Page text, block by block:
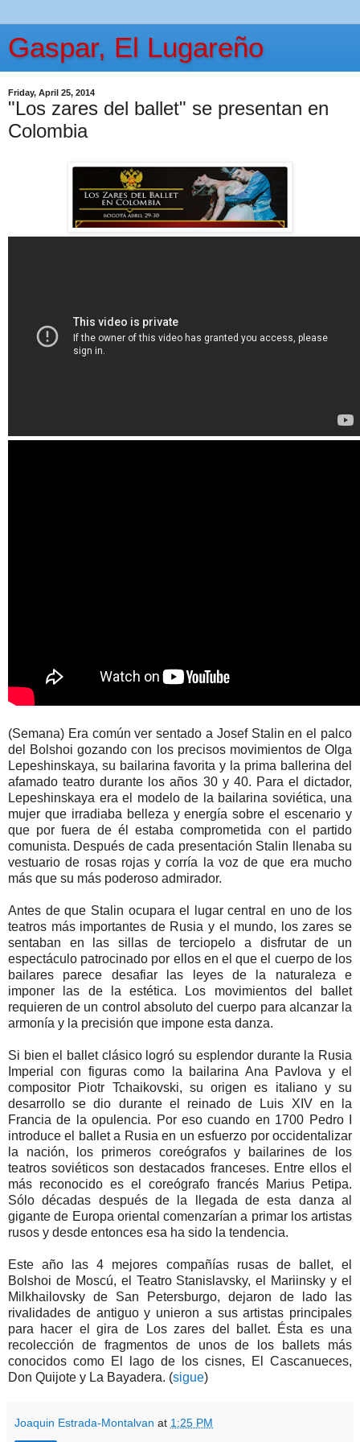
Gaspar, El Lugareño
Friday, April 25, 2014
"Los zares del ballet" se presentan en
Colombia
(Semana) Era común ver sentado a Josef Stalin en el palco
del Bolshoi gozando con los precisos movimientos de Olga
Lepeshinskaya, su bailarina favorita y la prima ballerina del
afamado teatro durante los años 30 y 40. Para el dictador,
Lepeshinskaya era el modelo de la bailarina soviética, una
mujer que irradiaba belleza y energía sobre el escenario y
que por fuera de él estaba comprometida con el partido
comunista. Después de cada presentación Stalin llenaba su
vestuario de rosas rojas y corría la voz de que era mucho
más que su más poderoso admirador.
Antes de que Stalin ocupara el lugar central en uno de los
teatros más importantes de Rusia y el mundo, los zares se
sentaban en las sillas de terciopelo a disfrutar de un
espectáculo patrocinado por ellos en el que el cuerpo de los
bailares parece desafiar las leyes de la naturaleza e
imponer las de la estética. Los movimientos del ballet
requieren de un control absoluto del cuerpo para alcanzar la
armonía y la precisión que impone esta danza.
Si bien el ballet clásico logró su esplendor durante la Rusia
Imperial con figuras como la bailarina Ana Pavlova y el
compositor Piotr Tchaikovski, su origen es italiano y su
desarrollo se dio durante el reinado de Luis XIV en la
Francia de la opulencia. Por eso cuando en 1700 Pedro I
introduce el ballet a Rusia en un esfuerzo por occidentalizar
la nación, los primeros coreógrafos y bailarines de los
teatros soviéticos son destacados franceses. Entre ellos el
más reconocido es el coreógrafo francés Marius Petipa.
Sólo décadas después de la llegada de esta danza al
gigante de Europa oriental comenzarían a primar los artistas
rusos y desde entonces esa ha sido la tendencia.
Este año las 4 mejores compañías rusas de ballet, el
Bolshoi de Moscú, el Teatro Stanislavsky, el Mariinsky y el
Milkhailovsky de San Petersburgo, dejaron de lado las
rivalidades de antiguo y unieron a sus artistas principales
para hacer el gira de Los zares del ballet. Ésta es una
recolección de fragmentos de unos de los ballets más
conocidos como El lago de los cisnes, El Cascanueces,
Don Quijote y La Bayadera. (sigue)
Joaquin Estrada-Montalvan at 1:25 PM